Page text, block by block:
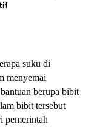
suku di
menyemai
berupa bibit
bibit tersebut
pemerintah